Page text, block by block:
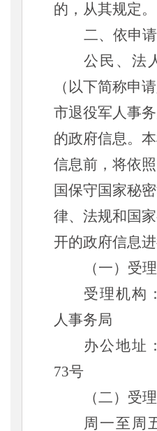
的，从其规定。
二、依申
公民、法
（以下简称申
市退役军人事
的政府信息。
信息前，将依
国保守国家秘
律、法规和国
开的政府信息进
（一）受
受理机构
人事务局
办公地址
73号
（二）受
周一至周